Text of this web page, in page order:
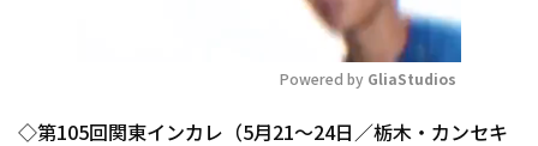
Mute
Powered by GliaStudios
◇第105回関東インカレ（5月21～24日／栃木・カンセキ